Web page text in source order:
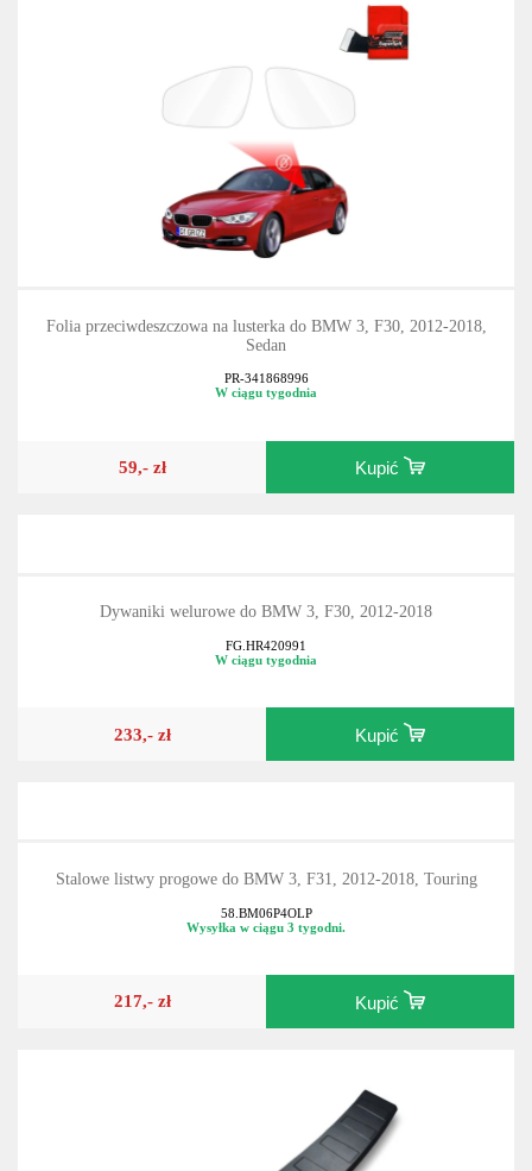
Folia przeciwdeszczowa na lusterka do BMW 3, F30, 2012-2018,
Sedan
PR-341868996
W ciągu tygodnia
59,- zł Kupić
Dywaniki welurowe do BMW 3, F30, 2012-2018
FG.HR420991
W ciągu tygodnia
233,- zł Kupić
Stalowe listwy progowe do BMW 3, F31, 2012-2018, Touring
58.BM06P4OLP
Wysyłka w ciągu 3 tygodni.
217,- zł Kupić